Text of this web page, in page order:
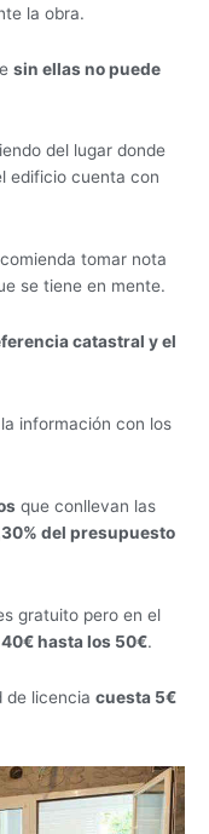
la obra.
sin ellas no puede
del lugar donde
edificio cuenta con
tomar nota
se tiene en mente.
catastral y el
información con los
que conllevan las
del presupuesto
gratuito pero en el
40€ hasta los 50€.
de licencia cuesta 5€